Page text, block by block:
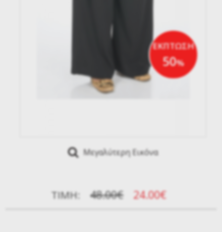
ΕΚΠΤΩΣΗ
50%
Μεγαλύτερη Εικόνα
ΤΙΜΉ: 48.00€ 24.00€